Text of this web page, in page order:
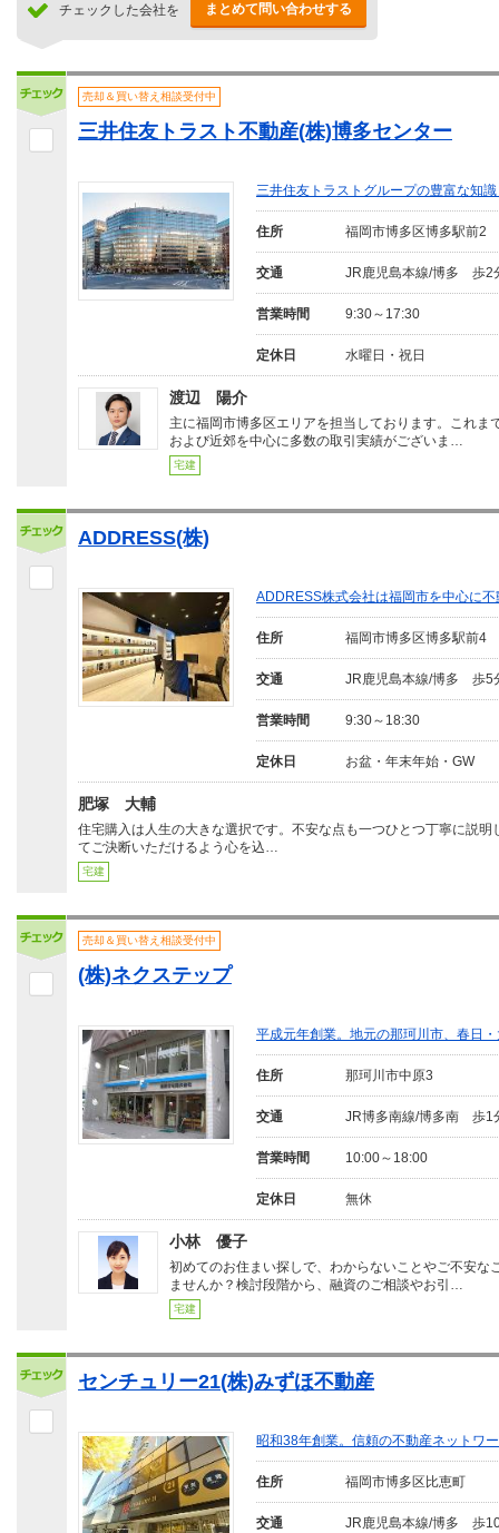
チェックした会社を まとめて問い合わせする
売却＆買い替え相談受付中
三井住友トラスト不動産(株)博多センター
三井住友トラストグループの豊富な知
住所 福岡市博多区博多駅前2
交通 JR鹿児島本線/博多 歩2
営業時間 9:30～17:30
定休日 水曜日・祝日
渡辺 陽介
主に福岡市博多区エリアを担当しております。これま
および近郊を中心に多数の取引実績がございま…
宅建
ADDRESS(株)
ADDRESS株式会社は福岡市を中心に
住所 福岡市博多区博多駅前4
交通 JR鹿児島本線/博多 歩5
営業時間 9:30～18:30
定休日 お盆・年末年始・GW
肥塚 大輔
住宅購入は人生の大きな選択です。不安な点も一つひとつ丁寧に説明
てご決断いただけるよう心を込…
宅建
売却＆買い替え相談受付中
(株)ネクステップ
平成元年創業。地元の那珂川市、春日
住所 那珂川市中原3
交通 JR博多南線/博多南 歩1
営業時間 10:00～18:00
定休日 無休
小林 優子
初めてのお住まい探しで、わからないことやご不安な
ませんか？検討段階から、融資のご相談やお引…
宅建
センチュリー21(株)みずほ不動産
昭和38年創業。信頼の不動産ネットワ
住所 福岡市博多区比恵町
交通 JR鹿児島本線/博多 歩